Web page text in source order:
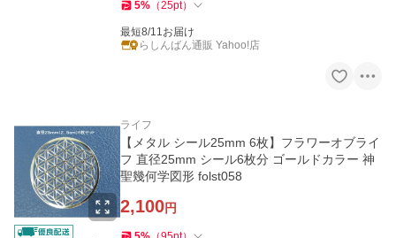
5% （25pt）
最短8/11お届け
らしんばん通販 Yahoo!店
ライフ
【メタル シール25mm 6枚】フラワーオブライ
フ 直径25mm シール6枚分 ゴールドカラー 神
聖幾何学図形 folst058
2,100円